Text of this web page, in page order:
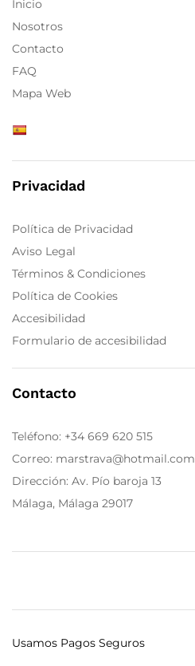
Inicio
Nosotros
Contacto
FAQ
Mapa Web
Privacidad
Política de Privacidad
Aviso Legal
Términos & Condiciones
Política de Cookies
Accesibilidad
Formulario de accesibilidad
Contacto
Teléfono: +34 669 620 515
Correo: marstrava@hotmail.com
Dirección: Av. Pío baroja 13
Málaga, Málaga 29017
Usamos Pagos Seguros